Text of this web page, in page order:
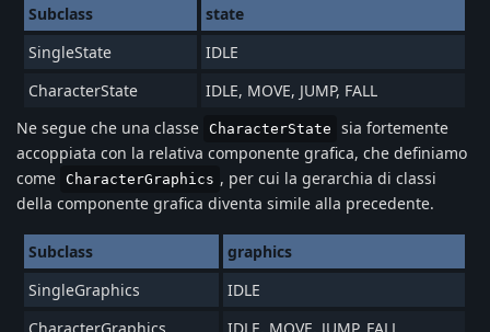
Subclass
state
SingleState
IDLE
CharacterState
IDLE, MOVE, JUMP, FALL
Ne segue che una classe CharacterState
sia fortemente
accoppiata con la relativa componente grafica, che definiamo
come CharacterGraphics , per cui la gerarchia di classi
della componente grafica diventa simile alla precedente.
Subclass
graphics
SingleGraphics
IDLE